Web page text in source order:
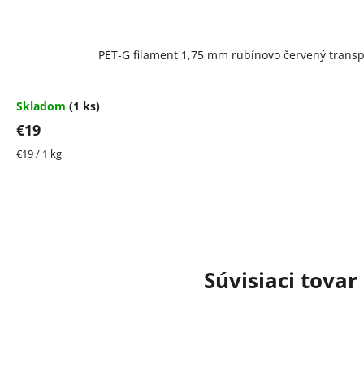
Súvisiaci tovar
PET-G filament 1,75 mm rubínovo červený
Skladom (1 ks)
€19
Jednotková
€19 / 1 kg